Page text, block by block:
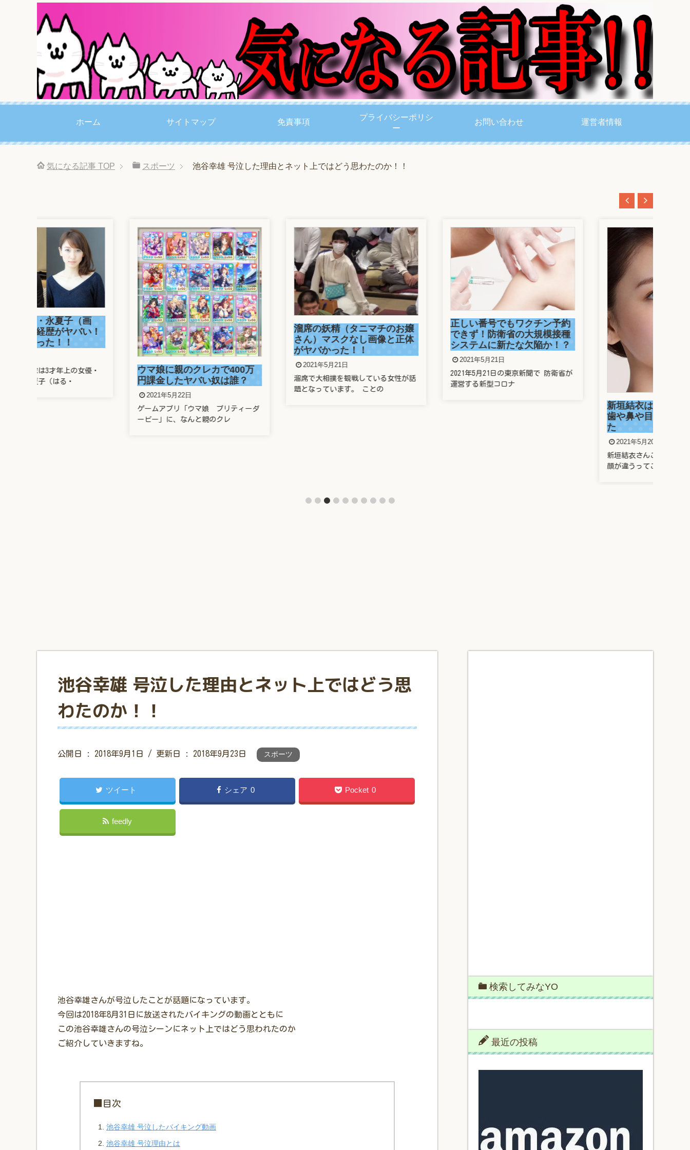
ホーム サイトマップ 免責事項
プライバシーポリシ
ー
お問い合わせ 運営者情報
気になる記事 TOP スポーツ 池谷幸雄 号泣した理由とネット上ではどう思わたのか！！
ウマ娘に親のクレカで400万
円課金したヤバい奴は誰？
ゲームアプリ「ウマ娘 プリティーダ
ービー」に、なんと親のクレ
溜席の妖精（タニマチのお嬢
さん）マスクなし画像と正体
がヤバかった！！
2021年5月21日
溜席で大相撲を観戦している女性が話
正しい番号でもワクチン予約
できず！防衛省の大規模接種
システムに新たな欠陥か！？
2021年5月21日の東京新聞で 防衛省が
運営する新型コロナ
新垣結衣は整形しているの？
歯や鼻や目を昔と比較してみ
新垣結衣さんことガッキー、昔と今の
顔が違うってことで関心を持
池谷幸雄 号泣した理由とネット上ではどう思
わたのか！！
公開日 : 2018年9月1日 / 更新日 : 2018年9月23日 スポーツ
ツイート シェア 0 Pocket 0
feedly
池谷幸雄さんが号泣したことが話題になっています。
今回は2018年8月31日に放送されたバイキングの動画とともに
この池谷幸雄さんの号泣シーンにネット上ではどう思われたのか
ご紹介していきますね。
■目次
池谷幸雄 号泣したバイキング動画
池谷幸雄 号泣理由とは
検索してみなYO
最近の投稿